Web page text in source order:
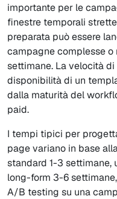
importante per le
finestre temporali
preparata può essere
campagne complesse
settimane. La velocità
disponibilità di un
dalla maturità del
paid.
I tempi tipici per
page variano in base
standard 1-3 settimane,
long-form 3-6
A/B testing su una